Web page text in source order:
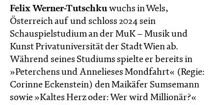
Felix Werner-Tutschku wuchs in Wels,
Österreich auf und schloss 2024 sein
Schauspielstudium an der MuK – Musik und
Kunst Privatuniversität der Stadt Wien ab.
Während seines Studiums spielte er bereits in
»Peterchens und Annelieses Mondfahrt« (Regie:
Corinne Eckenstein) den Maikäfer Sumsemann
sowie »Kaltes Herz oder: Wer wird Millionär?«